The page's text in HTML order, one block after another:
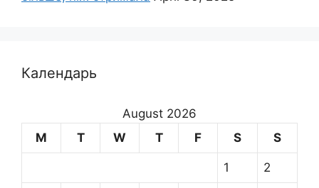
Календарь
August 2026
M
T W T F S S
1 2